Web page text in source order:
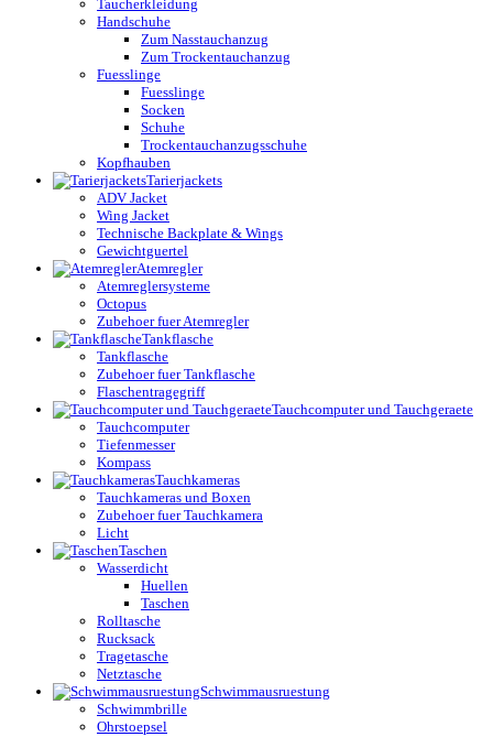
Taucherkleidung
Handschuhe
Zum Nasstauchanzug
Zum Trockentauchanzug
Fuesslinge
Fuesslinge
Socken
Schuhe
Trockentauchanzugsschuhe
Kopfhauben
Tarierjackets
ADV Jacket
Wing Jacket
Technische Backplate & Wings
Gewichtguertel
Atemregler
Atemreglersysteme
Octopus
Zubehoer fuer Atemregler
Tankflasche
Tankflasche
Zubehoer fuer Tankflasche
Flaschentragegriff
Tauchcomputer und Tauchgeraete
Tauchcomputer
Tiefenmesser
Kompass
Tauchkameras
Tauchkameras und Boxen
Zubehoer fuer Tauchkamera
Licht
Taschen
Wasserdicht
Huellen
Taschen
Rolltasche
Rucksack
Tragetasche
Netztasche
Schwimmausruestung
Schwimmbrille
Ohrstoepsel